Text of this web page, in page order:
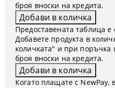
броя вноски на кредита.
Предоставената таблица
Добавете продукта в
количката" и при
броя вноски на кредита.
Когато плащате с